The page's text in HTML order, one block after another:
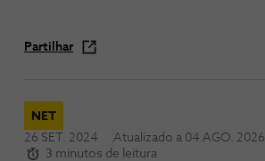
Partilhar
NET
26 SET. 2024
Atualizado a 04 AGO. 2026
3 minutos de leitura